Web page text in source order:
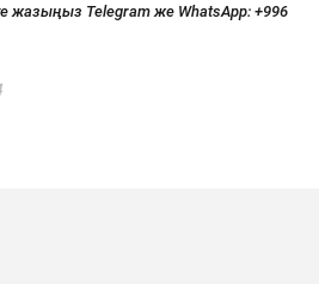
жазыңыз Telegram же WhatsApp: +996